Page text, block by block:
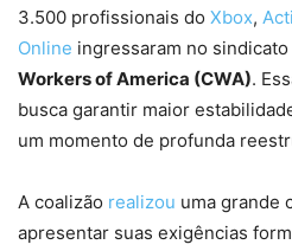
3.500 profissionais do Xbox,
Online ingressaram no sindicato
Workers of America (CWA).
busca garantir maior
um momento de profunda
A coalizão realizou uma grande
apresentar suas exigências